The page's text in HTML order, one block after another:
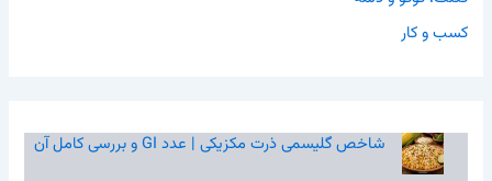
کسب و کار
شاخص گلیسمی ذرت مکزیکی | عدد GI و بررسی کامل آن